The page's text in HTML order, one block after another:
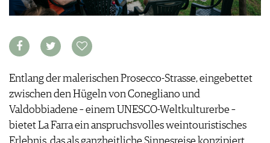
ABO
ARCHIV
VORTEILSWELT
PORTRAITS
ARCHIV
ANMELDEN
AWARDS
GEWINNSPIELE
TRINKREIFETABELLE
Entlang der malerischen Prosecco-Strasse, eingebettet
zwischen den Hügeln von Conegliano und
Valdobbiadene – einem UNESCO-Weltkulturerbe –
bietet La Farra ein anspruchsvolles weintouristisches